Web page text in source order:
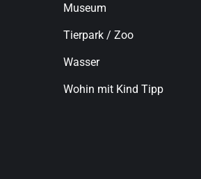
Museum
Tierpark / Zoo
Wasser
Wohin mit Kind Tipp